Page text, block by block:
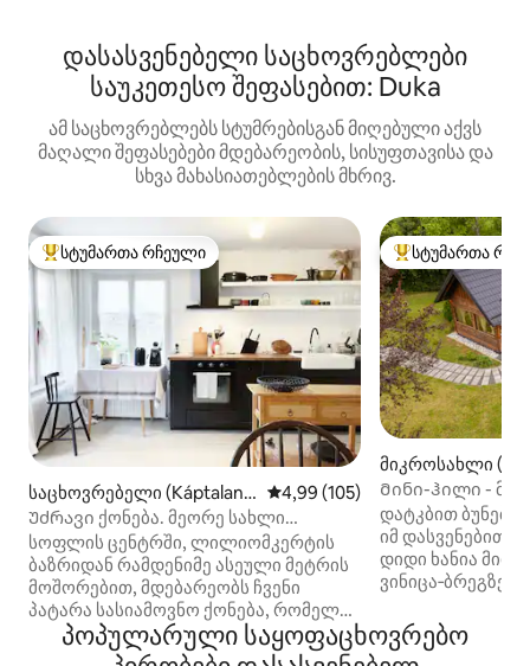
დასასვენებელი საცხოვრებლები
საუკეთესო შეფასებით: Duka
ამ საცხოვრებლებს სტუმრებისგან მიღებული აქვს
მაღალი შეფასებები მდებარეობის, სისუფთავისა და
სხვა მახასიათებლების მხრივ.
სტუმართა რჩეული მოწინავე ვარიანტი
სტუმართა რჩეული
საცხოვრებელი (Káptalant
óti)
საშუალო შეფასებაა 5‑დან
4,99 (105)
Უძრავი ქონება. მეორე სახლი
სოფლის შუაგულში და ტყეში
სოფლის ცენტრში, ლილიომკერტის
ბაზრიდან რამდენიმე ასეული მეტრის
მოშორებით, მდებარეობს ჩვენი
პატარა სასიამოვნო ქონება, რომელიც
ტყითა და ნაკადულითაა
შემოსაზღვრული. დაბლა დიდი
სტუმართა
სტუმართა
მიკროსახლი
Მინი-ჰილი -
ადამიანისთვის
დატკბით
იმ დასვენებით,
დიდი ხანია
მინი‑ჰილი —
ადგილი,
პოპულარული საყოფაცხოვრებო